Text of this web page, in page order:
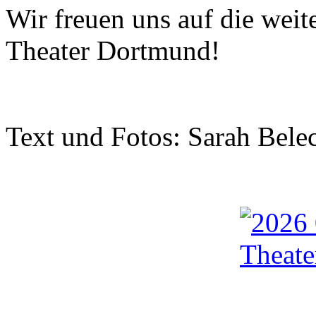
Wir freuen uns auf die
Theater Dortmund!
Text und Fotos: Sarah